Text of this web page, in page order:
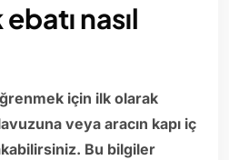
nasıl
için ilk olarak
veya aracın kapı iç
Bu bilgiler